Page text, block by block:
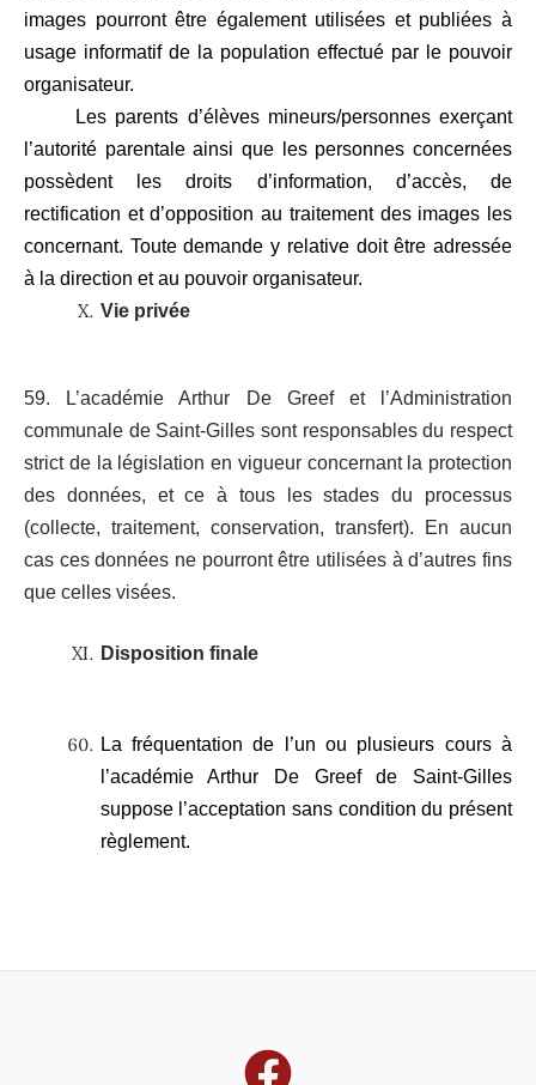
images pourront être également utilisées et publiées à
usage informatif de la population effectué par le pouvoir
organisateur.
Les parents d’élèves mineurs/personnes exerçant
l’autorité parentale ainsi que les personnes concernées
possèdent les droits d’information, d’accès, de
rectification et d’opposition au traitement des images les
concernant. Toute demande y relative doit être adressée
à la direction et au pouvoir organisateur.
Vie privée
59. L’académie Arthur De Greef et l’Administration
communale de Saint-Gilles sont responsables du respect
strict de la législation en vigueur concernant la protection
des données, et ce à tous les stades du processus
(collecte, traitement, conservation, transfert). En aucun
cas ces données ne pourront être utilisées à d’autres fins
que celles visées.
Disposition finale
La fréquentation de l’un ou plusieurs cours à
l’académie Arthur De Greef de Saint-Gilles
suppose l’acceptation sans condition du présent
règlement.